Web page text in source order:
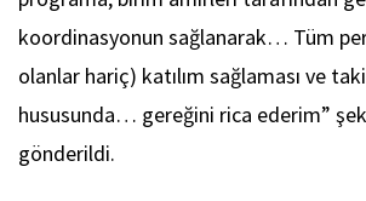
koordinasyonun sağlanarak… Tüm
olanlar hariç) katılım sağlaması ve
hususunda… gereğini rica ederim”
gönderildi.